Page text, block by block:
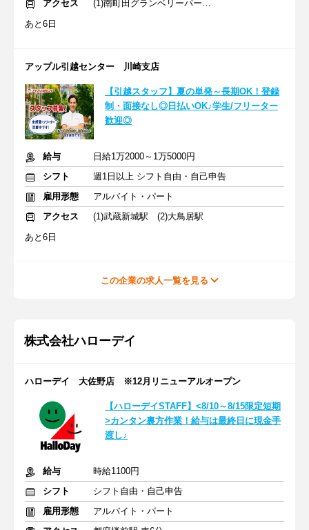
アクセス
(1)南町田グランベリーパーク駅 (2)小机駅
あと6日
アップル引越センター 川崎支店
【引越スタッフ】夏の単発～長期OK！登録
制・面接なし◎日払いOK♪学生/フリーター
歓迎◎
給与
日給1万2000～1万5000円
シフト
週1日以上 シフト自由・自己申告
雇用形態
アルバイト・パート
アクセス
(1)武蔵新城駅 (2)大鳥居駅
あと6日
この企業の求人一覧を見る
株式会社ハローデイ
ハローデイ 大佐野店 ※12月リニューアルオープン
【ハローデイSTAFF】<8/10～8/15限定短期
>カンタン裏方作業！給与は最終日に現金手
渡し♪
給与
時給1100円
シフト
シフト自由・自己申告
雇用形態
アルバイト・パート